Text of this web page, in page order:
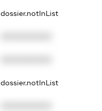
dossier.notInList
dossier.notInList